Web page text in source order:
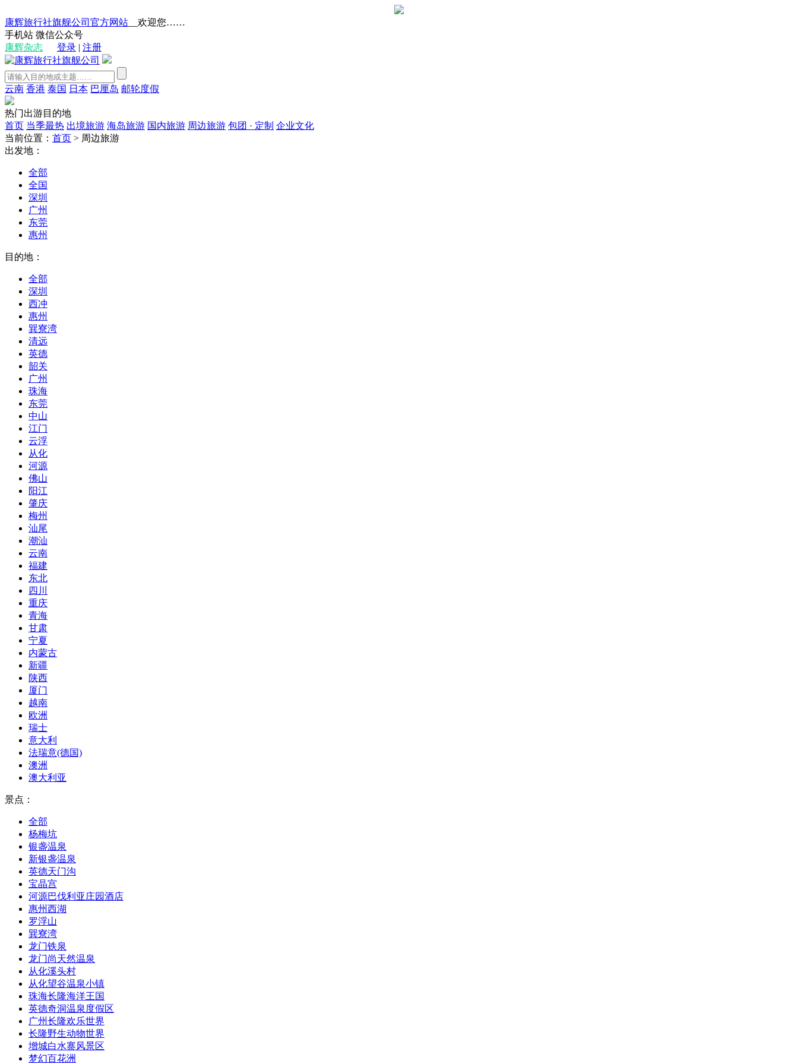
康辉旅行社旗舰公司官方网站 __欢迎您……
手机站 微信公众号
康辉杂志
登录 | 注册
云南 香港 泰国 日本 巴厘岛 邮轮度假
热门出游目的地
首页 当季最热 出境旅游 海岛旅游 国内旅游 周边旅游 包团 · 定制 企业文化
当前位置： 首页 > 周边旅游
出发地：
全部
全国
深圳
广州
东莞
惠州
目的地：
全部
深圳
西冲
惠州
巽寮湾
清远
英德
韶关
广州
珠海
东莞
中山
江门
云浮
从化
河源
佛山
阳江
肇庆
梅州
汕尾
潮汕
云南
福建
东北
四川
重庆
青海
甘肃
宁夏
内蒙古
新疆
陕西
厦门
越南
欧洲
瑞士
意大利
法瑞意(德国)
澳洲
澳大利亚
景点：
全部
杨梅坑
银盏温泉
新银盏温泉
英德天门沟
宝晶宫
河源巴伐利亚庄园酒店
惠州西湖
罗浮山
巽寮湾
龙门铁泉
龙门尚天然温泉
从化溪头村
从化望谷温泉小镇
珠海长隆海洋王国
英德奇洞温泉度假区
广州长隆欢乐世界
长隆野生动物世界
增城白水寨风景区
梦幻百花洲